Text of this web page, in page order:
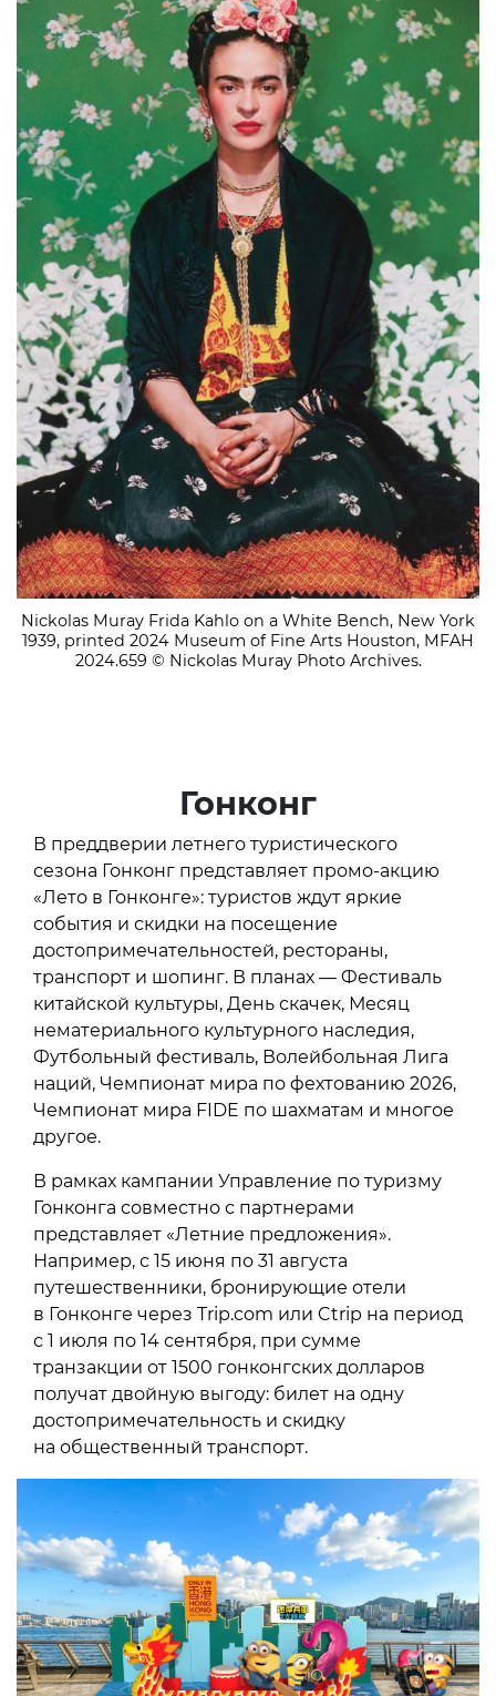
Nickolas Muray Frida Kahlo on a White Bench, New York
1939, printed 2024 Museum of Fine Arts Houston, MFAH
2024.659 © Nickolas Muray Photo Archives.
Гонконг
В преддверии летнего туристического
сезона Гонконг представляет промо-акцию
«Лето в Гонконге»: туристов ждут яркие
события и скидки на посещение
достопримечательностей, рестораны,
транспорт и шопинг. В планах — Фестиваль
китайской культуры, День скачек, Месяц
нематериального культурного наследия,
Футбольный фестиваль, Волейбольная Лига
наций, Чемпионат мира по фехтованию 2026,
Чемпионат мира FIDE по шахматам и многое
другое.
В рамках кампании Управление по туризму
Гонконга совместно с партнерами
представляет «Летние предложения».
Например, с 15 июня по 31 августа
путешественники, бронирующие отели
в Гонконге через Trip.com или Ctrip на период
с 1 июля по 14 сентября, при сумме
транзакции от 1500 гонконгских долларов
получат двойную выгоду: билет на одну
достопримечательность и скидку
на общественный транспорт.